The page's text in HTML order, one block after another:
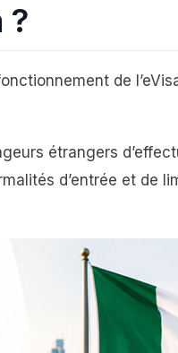
?
de
étrangers
d’entrée et de